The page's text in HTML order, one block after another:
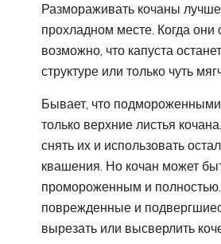
Размораживать кочаны
прохладном месте. Когда они
возможно, что капуста
структуре или только чуть
Бывает, что
только верхние листья
снять их и использовать
квашения. Но кочан может
промороженным и
поврежденные и
вырезать или высверлить